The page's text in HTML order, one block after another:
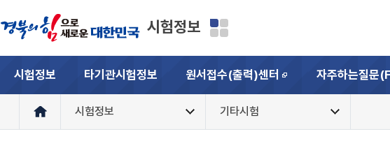
시험정보
시험정보 타기관시험정보
원서접수(출력)센터
새창
자주하는질문
시험정보 기타시험